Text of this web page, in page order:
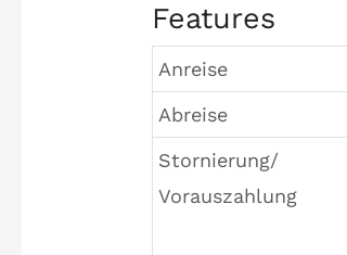
Features
Anreise
Abreise
Stornierung/
Vorauszahlung